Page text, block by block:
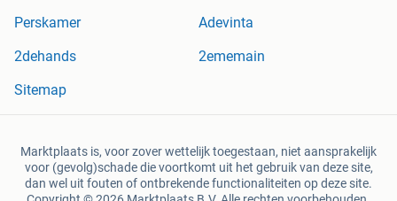
Perskamer
Adevinta
2dehands
2ememain
Sitemap
Marktplaats is, voor zover wettelijk toegestaan, niet aansprakelijk
voor (gevolg)schade die voortkomt uit het gebruik van deze site,
dan wel uit fouten of ontbrekende functionaliteiten op deze site.